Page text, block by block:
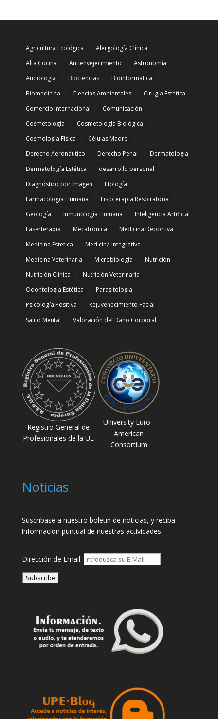
Agricultura Ecológica
Alergología Clínica
Alta Cocina
Antienvejecimiento
Astronomía
Audiología
Biociencias
Bioinformatica
Biomedicina
Ciencias Ambientales
Cirugía Estética
Comercio Internacional
Comunicación
Cosmetología
Cosmetología Biológica
Cosmología Física
Células Madre
Derecho Aeronáutico
Derecho Penal
Dermatología
Dermatología Estética
desarrollo personal
Diagnóstico por Imagen
Etología
Farmacologia Humana
Fisioterapia Respiratoria
Geología
Inmunología Humana
Inteligencia Artificial
Laserterapia
Mecatrónica
Medicina Deportiva
Medicina Estetica
Medicina Integrativa
Medicina Veterinaria
Microbiología
Nutrición
Nutrición Clínica
Nutrición Veterinaria
Odontología Estética
Parasitología
Psicología Positiva
Rejuvenecimiento Facial
Salud Mental
Valoración del Daño Corporal
Registro General de
Profesionales de la UE
University Euro -
American
Consortium
Noticias
Suscribase a nuestro boletin de noticias, y reciba
información puntual de nuestras actividades.
Dirección de Email: